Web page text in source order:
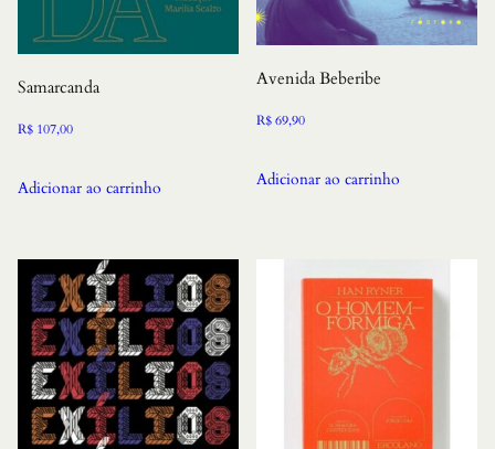
Samarcanda
R$ 107,00
Adicionar ao carrinho
Avenida Beberibe
R$69,90
Adicionar ao carrinho